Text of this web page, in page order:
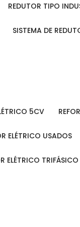
REDUTOR TIPO
SISTEMA DE
5CV
ELÉTRICO USADOS
ELÉTRICO TRIFÁSICO